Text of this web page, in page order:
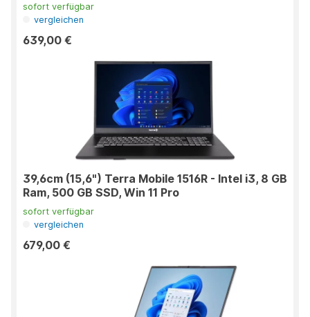
sofort verfügbar
vergleichen
639,00 €
39,6cm (15,6") Terra Mobile 1516R - Intel i3, 8 GB
Ram, 500 GB SSD, Win 11 Pro
sofort verfügbar
vergleichen
679,00 €